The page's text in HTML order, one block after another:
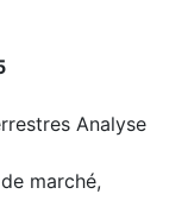
Analyse
marché,